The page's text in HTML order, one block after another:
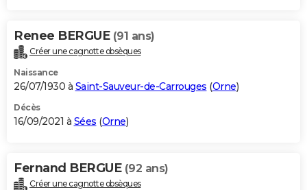
Renee BERGUE (91 ans)
Créer une cagnotte obsèques
Naissance
26/07/1930 à Saint-Sauveur-de-Carrouges (Orne)
Décès
16/09/2021 à Sées (Orne)
Fernand BERGUE (92 ans)
Créer une cagnotte obsèques